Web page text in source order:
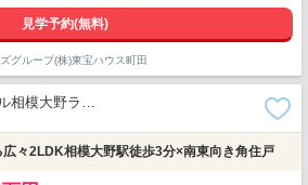
見学予約(無料)
グループ(株)東宝ハウス町田
相模大野ラ…
広々2LDK相模大野駅徒歩3分×南東向き角住戸